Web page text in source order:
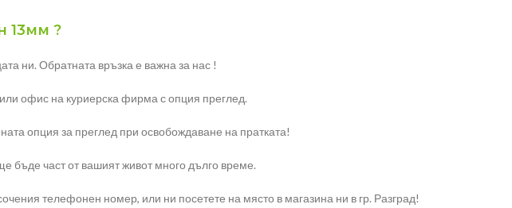
13мм ?
ни. Обратната връзка е важна за нас !
офис на куриерска фирма с опция преглед.
опция за преглед при освобождаване на пратката!
бъде част от вашият живот много дълго време.
телефонен номер, или ни посетете на място в магазина ни в гр. Разград!